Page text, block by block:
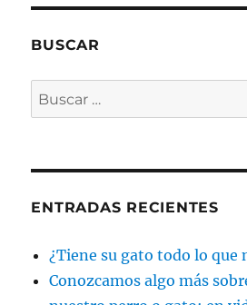
BUSCAR
Buscar
por:
ENTRADAS RECIENTES
¿Tiene su gato todo lo que
Conozcamos algo más